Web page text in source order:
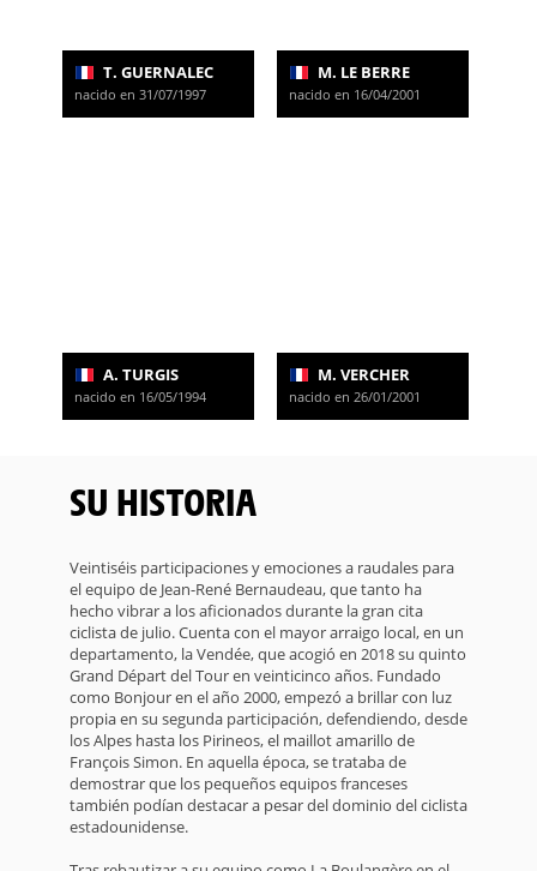
T. GUERNALEC
nacido en 31/07/1997
M. LE BERRE
nacido en 16/04/2001
A. TURGIS
nacido en 16/05/1994
M. VERCHER
nacido en 26/01/2001
SU HISTORIA
Veintiséis participaciones y emociones a raudales para
el equipo de Jean-René Bernaudeau, que tanto ha
hecho vibrar a los aficionados durante la gran cita
ciclista de julio. Cuenta con el mayor arraigo local, en un
departamento, la Vendée, que acogió en 2018 su quinto
Grand Départ del Tour en veinticinco años. Fundado
como Bonjour en el año 2000, empezó a brillar con luz
propia en su segunda participación, defendiendo, desde
los Alpes hasta los Pirineos, el maillot amarillo de
François Simon. En aquella época, se trataba de
demostrar que los pequeños equipos franceses
también podían destacar a pesar del dominio del ciclista
estadounidense.